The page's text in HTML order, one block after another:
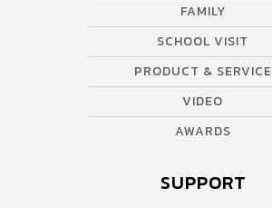
FAMILY
SCHOOL VISIT
PRODUCT & SERVICE
VIDEO
AWARDS
SUPPORT